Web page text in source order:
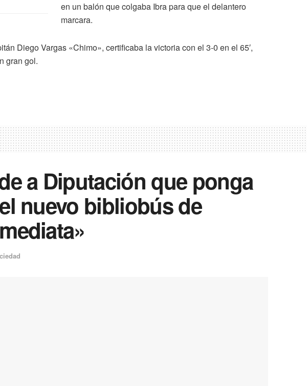
en un balón que colgaba Ibra para que el delantero
marcara.
Diego Vargas «Chimo», certificaba la victoria con el 3-0 en el 65′,
gran gol.
a Diputación que ponga
nuevo bibliobús de